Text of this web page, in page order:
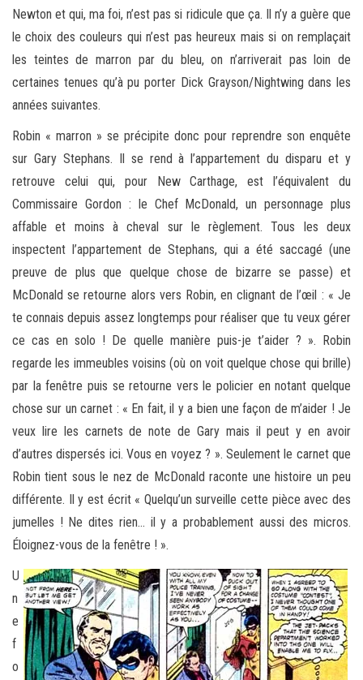
Newton et qui, ma foi, n’est pas si ridicule que ça. Il n’y a guère que
le choix des couleurs qui n’est pas heureux mais si on remplaçait
les teintes de marron par du bleu, on n’arriverait pas loin de
certaines tenues qu’à pu porter Dick Grayson/Nightwing dans les
années suivantes.
Robin « marron » se précipite donc pour reprendre son enquête
sur Gary Stephans. Il se rend à l’appartement du disparu et y
retrouve celui qui, pour New Carthage, est l’équivalent du
Commissaire Gordon : le Chef McDonald, un personnage plus
affable et moins à cheval sur le règlement. Tous les deux
inspectent l’appartement de Stephans, qui a été saccagé (une
preuve de plus que quelque chose de bizarre se passe) et
McDonald se retourne alors vers Robin, en clignant de l’œil : « Je
te connais depuis assez longtemps pour réaliser que tu veux gérer
ce cas en solo ! De quelle manière puis-je t’aider ? ». Robin
regarde les immeubles voisins (où on voit quelque chose qui brille)
par la fenêtre puis se retourne vers le policier en notant quelque
chose sur un carnet : « En fait, il y a bien une façon de m’aider ! Je
veux lire les carnets de note de Gary mais il peut y en avoir
d’autres dispersés ici. Vous en voyez ? ». Seulement le carnet que
Robin tient sous le nez de McDonald raconte une histoire un peu
différente. Il y est écrit « Quelqu’un surveille cette pièce avec des
jumelles ! Ne dites rien… il y a probablement aussi des micros.
Éloignez-vous de la fenêtre ! ».
U
n
e
f
o